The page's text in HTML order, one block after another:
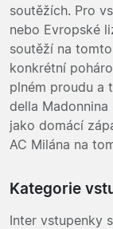
soutěžích. Pro
nebo Evropské
soutěží na
konkrétní
plném proudu a
della
jako domácí
AC Milána na
Kategorie
Inter vstupenky